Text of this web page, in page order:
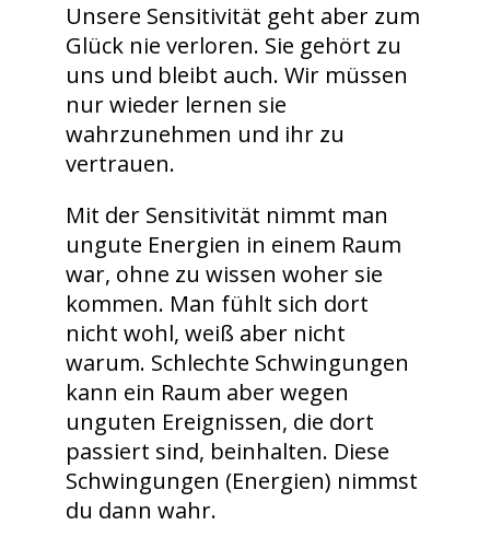
Unsere Sensitivität geht aber zum
Glück nie verloren. Sie gehört zu
uns und bleibt auch. Wir müssen
nur wieder lernen sie
wahrzunehmen und ihr zu
vertrauen.
Mit der Sensitivität nimmt man
ungute Energien in einem Raum
war, ohne zu wissen woher sie
kommen. Man fühlt sich dort
nicht wohl, weiß aber nicht
warum. Schlechte Schwingungen
kann ein Raum aber wegen
unguten Ereignissen, die dort
passiert sind, beinhalten. Diese
Schwingungen (Energien) nimmst
du dann wahr.